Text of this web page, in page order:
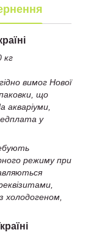
кг
вимог Нової
що
у
режиму при
холодогеном,